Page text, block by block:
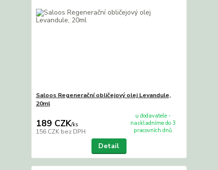
Saloos Regenerační obličejový olej Levandule,
20ml
189 CZK/ks
156 CZK bez DPH
u dodavatele -
naskladníme do 3
pracovních dnů
Detail